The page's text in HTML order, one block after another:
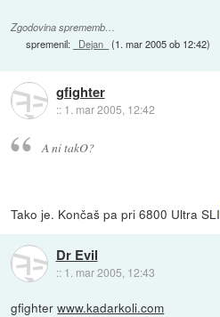
Zgodovina sprememb…
spremenil: _Dejan_ (1. mar 2005 ob 12:42)
gfighter
:: 1. mar 2005, 12:42
A ni takO?
Tako je. Končaš pa pri 6800 Ultra SLI
Dr Evil
:: 1. mar 2005, 12:43
gfighterwww.kadarkoli.com